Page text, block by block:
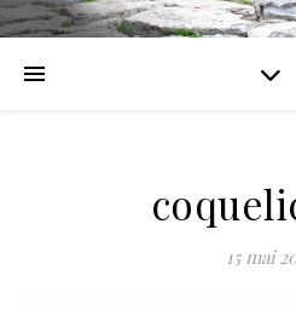
15 mai